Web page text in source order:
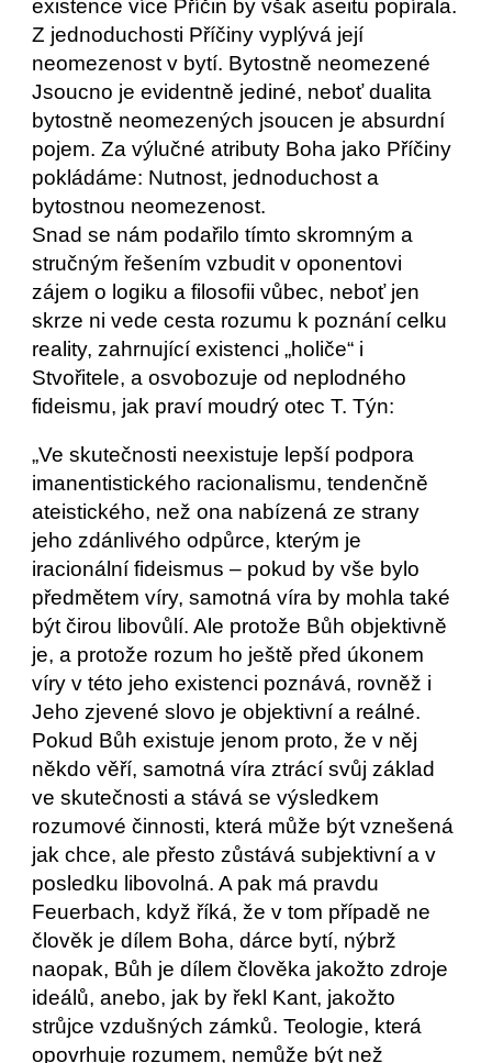
existence více Příčin by však aseitu popírala.
Z jednoduchosti Příčiny vyplývá její
neomezenost v bytí. Bytostně neomezené
Jsoucno je evidentně jediné, neboť dualita
bytostně neomezených jsoucen je absurdní
pojem. Za výlučné atributy Boha jako Příčiny
pokládáme: Nutnost, jednoduchost a
bytostnou neomezenost.
Snad se nám podařilo tímto skromným a
stručným řešením vzbudit v oponentovi
zájem o logiku a filosofii vůbec, neboť jen
skrze ni vede cesta rozumu k poznání celku
reality, zahrnující existenci „holiče“ i
Stvořitele, a osvobozuje od neplodného
fideismu, jak praví moudrý otec T. Týn:
„Ve skutečnosti neexistuje lepší podpora
imanentistického racionalismu, tendenčně
ateistického, než ona nabízená ze strany
jeho zdánlivého odpůrce, kterým je
iracionální fideismus – pokud by vše bylo
předmětem víry, samotná víra by mohla také
být čirou libovůlí. Ale protože Bůh objektivně
je, a protože rozum ho ještě před úkonem
víry v této jeho existenci poznává, rovněž i
Jeho zjevené slovo je objektivní a reálné.
Pokud Bůh existuje jenom proto, že v něj
někdo věří, samotná víra ztrácí svůj základ
ve skutečnosti a stává se výsledkem
rozumové činnosti, která může být vznešená
jak chce, ale přesto zůstává subjektivní a v
posledku libovolná. A pak má pravdu
Feuerbach, když říká, že v tom případě ne
člověk je dílem Boha, dárce bytí, nýbrž
naopak, Bůh je dílem člověka jakožto zdroje
ideálů, anebo, jak by řekl Kant, jakožto
strůjce vzdušných zámků. Teologie, která
opovrhuje rozumem, nemůže být než